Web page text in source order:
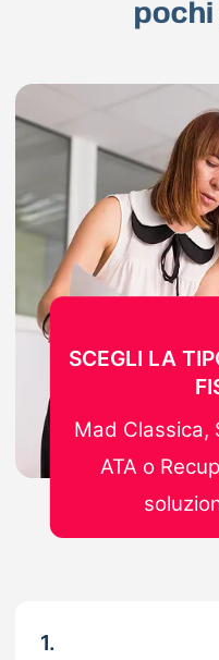
1.
SCEGLI LA
Mad Classica,
ATA o